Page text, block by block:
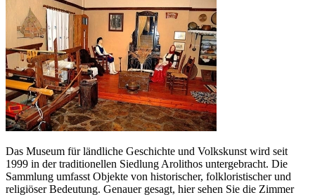
Das Museum für ländliche Geschichte und Volkskunst wird seit
1999 in der traditionellen Siedlung Arolithos untergebracht. Die
Sammlung umfasst Objekte von historischer, folkloristischer und
religiöser Bedeutung. Genauer gesagt, hier sehen Sie die Zimmer